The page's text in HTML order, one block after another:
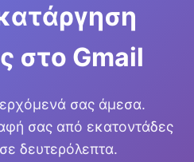
στο Gmail
σας άμεσα.
σας από εκατοντάδες
δευτερόλεπτα.